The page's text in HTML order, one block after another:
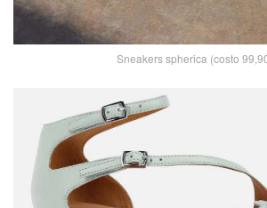
Sneakers spherica (costo